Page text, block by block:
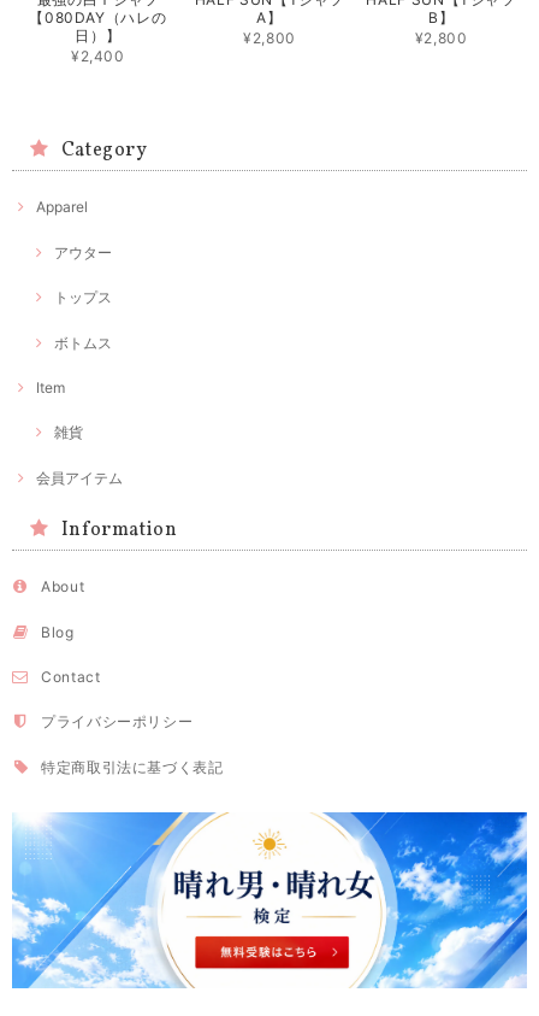
【080DAY（ハレの
日）】
¥2,400
A】
¥2,800
B】
¥2,800
Category
Apparel
アウター
トップス
ボトムス
Item
雑貨
会員アイテム
Information
About
Blog
Contact
プライバシーポリシー
特定商取引法に基づく表記